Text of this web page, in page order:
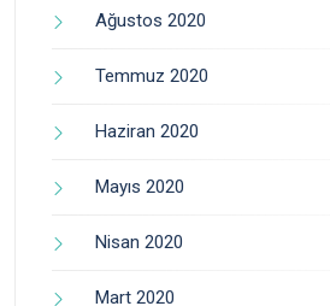
Ağustos 2020
Temmuz 2020
Haziran 2020
Mayıs 2020
Nisan 2020
Mart 2020